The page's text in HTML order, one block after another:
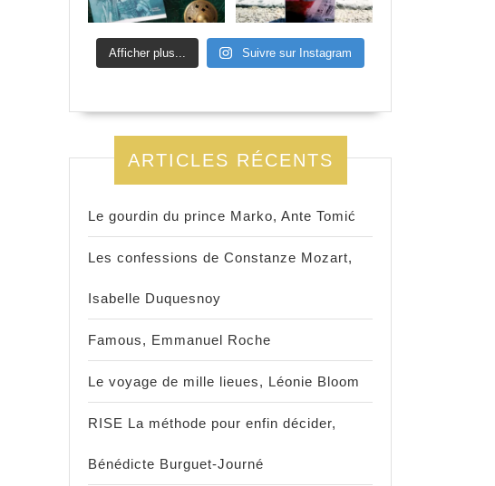
Afficher plus... Suivre sur Instagram
ARTICLES RÉCENTS
Le gourdin du prince Marko, Ante Tomić
Les confessions de Constanze Mozart,
Isabelle Duquesnoy
Famous, Emmanuel Roche
Le voyage de mille lieues, Léonie Bloom
RISE La méthode pour enfin décider,
Bénédicte Burguet-Journé